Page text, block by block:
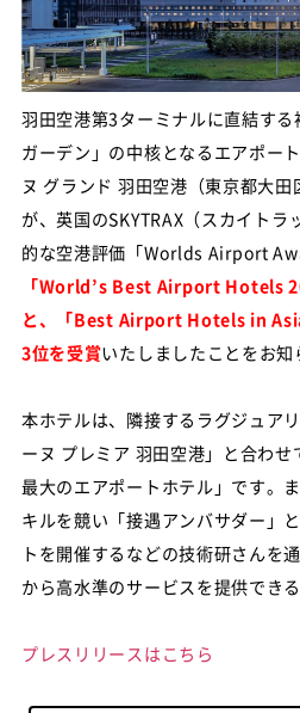
羽田空港第3ターミナルに直結す
ガーデン」の中核となるエアポー
ヌ グランド 羽田空港（東京都大田
が、英国のSKYTRAX（スカイト
的な空港評価「Worlds Airport
「World’s Best Airport Hotels
と、「Best Airport Hotels in
3位を受賞いたしましたことをお知
本ホテルは、隣接するラグジュア
ーヌ プレミア 羽田空港」と合わ
最大のエアポートホテル」です。
キルを競い「接遇アンバサダー」
トを開催するなどの技術研さんを
から高水準のサービスを提供でき
プレスリリースはこちら